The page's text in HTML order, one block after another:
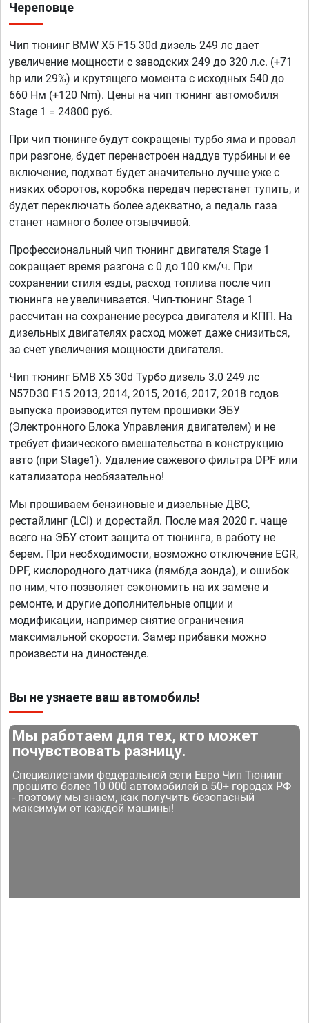
Череповце
Чип тюнинг BMW X5 F15 30d дизель 249 лс дает
увеличение мощности с заводских 249 до 320 л.с. (+71
hp или 29%) и крутящего момента с исходных 540 до
660 Нм (+120 Nm). Цены на чип тюнинг автомобиля
Stage 1 = 24800 руб.
При чип тюнинге будут сокращены турбо яма и провал
при разгоне, будет перенастроен наддув турбины и ее
включение, подхват будет значительно лучше уже с
низких оборотов, коробка передач перестанет тупить, и
будет переключать более адекватно, а педаль газа
станет намного более отзывчивой.
Профессиональный чип тюнинг двигателя Stage 1
сокращает время разгона с 0 до 100 км/ч. При
сохранении стиля езды, расход топлива после чип
тюнинга не увеличивается. Чип-тюнинг Stage 1
рассчитан на сохранение ресурса двигателя и КПП. На
дизельных двигателях расход может даже снизиться,
за счет увеличения мощности двигателя.
Чип тюнинг БМВ Х5 30d Турбо дизель 3.0 249 лс
N57D30 F15 2013, 2014, 2015, 2016, 2017, 2018 годов
выпуска производится путем прошивки ЭБУ
(Электронного Блока Управления двигателем) и не
требует физического вмешательства в конструкцию
авто (при Stage1). Удаление сажевого фильтра DPF или
катализатора необязательно!
Мы прошиваем бензиновые и дизельные ДВС,
рестайлинг (LCI) и дорестайл. После мая 2020 г. чаще
всего на ЭБУ стоит защита от тюнинга, в работу не
берем. При необходимости, возможно отключение EGR,
DPF, кислородного датчика (лямбда зонда), и ошибок
по ним, что позволяет сэкономить на их замене и
ремонте, и другие дополнительные опции и
модификации, например снятие ограничения
максимальной скорости. Замер прибавки можно
произвести на диностенде.
Вы не узнаете ваш автомобиль!
Мы работаем для тех, кто может
почувствовать разницу.
Специалистами федеральной сети Евро Чип Тюнинг
прошито более 10 000 автомобилей в 50+ городах РФ
- поэтому мы знаем, как получить безопасный
максимум от каждой машины!